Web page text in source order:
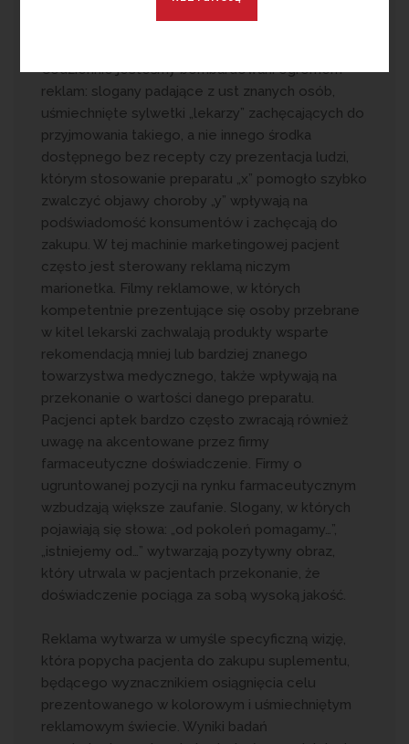
poza samymi substancjami czynnymi wpływa
na działanie leku?
Codziennie jesteśmy bombardowani ogromem
reklam: slogany padające z ust znanych osób,
uśmiechnięte sylwetki „lekarzy” zachęcających do
przyjmowania takiego, a nie innego środka
dostępnego bez recepty czy prezentacja ludzi,
którym stosowanie preparatu „x” pomogło szybko
zwalczyć objawy choroby „y” wpływają na
podświadomość konsumentów i zachęcają do
zakupu. W tej machinie marketingowej pacjent
często jest sterowany reklamą niczym
marionetka. Filmy reklamowe, w których
kompetentnie prezentujące się osoby przebrane
w kitel lekarski zachwalają produkty wsparte
rekomendacją mniej lub bardziej znanego
towarzystwa medycznego, także wpływają na
przekonanie o wartości danego preparatu.
Pacjenci aptek bardzo często zwracają również
uwagę na akcentowane przez firmy
farmaceutyczne doświadczenie. Firmy o
ugruntowanej pozycji na rynku farmaceutycznym
wzbudzają większe zaufanie. Slogany, w których
pojawiają się słowa: „od pokoleń pomagamy…”,
„istniejemy od…” wytwarzają pozytywny obraz,
który utrwala w pacjentach przekonanie, że
doświadczenie pociąga za sobą wysoką jakość.
Reklama wytwarza w umyśle specyficzną wizję,
która popycha pacjenta do zakupu suplementu,
będącego wyznacznikiem osiągnięcia celu
prezentowanego w kolorowym i uśmiechniętym
reklamowym świecie. Wyniki badań